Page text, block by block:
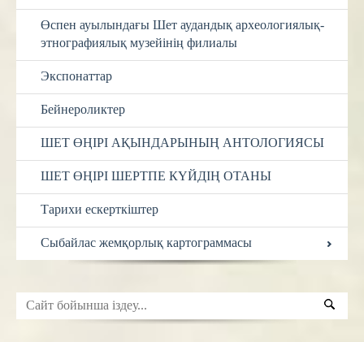
Өспен ауылындағы Шет аудандық археологиялық-
этнографиялық музейінің филиалы
Экспонаттар
Бейнероликтер
ШЕТ ӨҢІРІ АҚЫНДАРЫНЫҢ АНТОЛОГИЯСЫ
ШЕТ ӨҢІРІ ШЕРТПЕ КҮЙДІҢ ОТАНЫ
Тарихи ескерткіштер
Сыбайлас жемқорлық картограммасы